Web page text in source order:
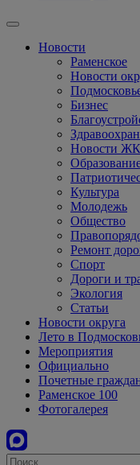
Новости
Раменское
Новости
Бизнес
Новости
Культура
Молодежь
Общество
Ремонт
Спорт
Дороги и
Экология
Статьи
Новости округа
Лето в
Мероприятия
Официально
Почетные
Раменское 100
Фотогалерея